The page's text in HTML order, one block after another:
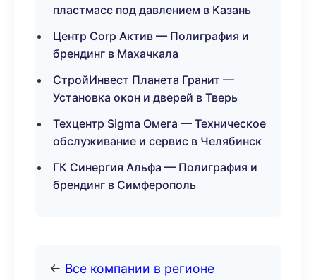
пластмасс под давлением в Казань
Центр Corp Актив — Полиграфия и
брендинг в Махачкала
СтройИнвест Планета Гранит —
Установка окон и дверей в Тверь
Техцентр Sigma Омега — Техническое
обслуживание и сервис в Челябинск
ГК Синергия Альфа — Полиграфия и
брендинг в Симферополь
← Все компании в регионе